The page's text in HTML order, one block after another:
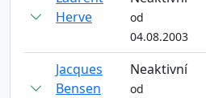
Herve
od
04.08.2003
Jacques
Bensen
Neaktivní
od